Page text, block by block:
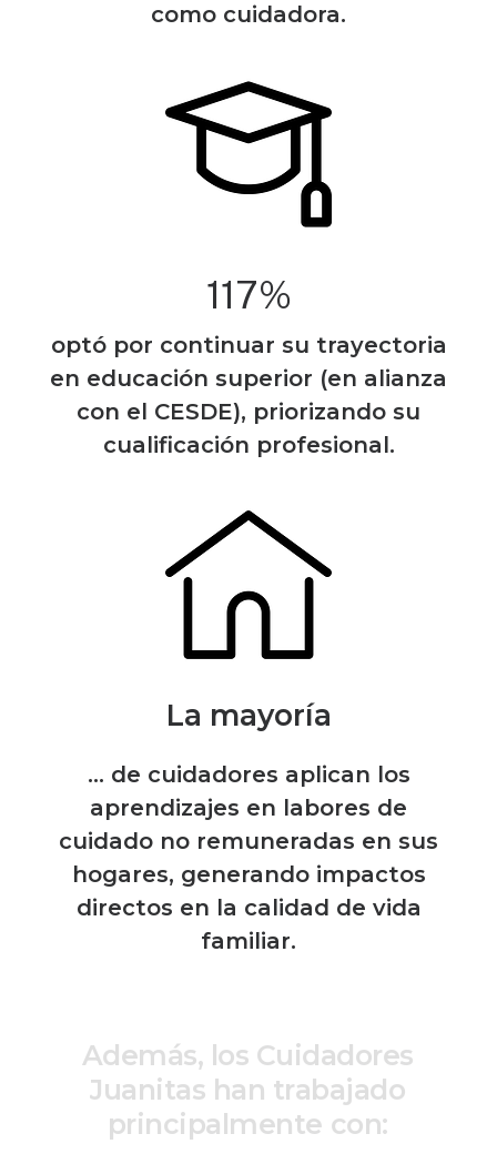
como cuidadora.
23,4%
optó por continuar su trayectoria
en educación superior (en alianza
con el CESDE), priorizando su
cualificación profesional.
La mayoría
... de cuidadores aplican los
aprendizajes en labores de
cuidado no remuneradas en sus
hogares, generando impactos
directos en la calidad de vida
familiar.
Además, los Cuidadores
Juanitas han trabajado
principalmente con: